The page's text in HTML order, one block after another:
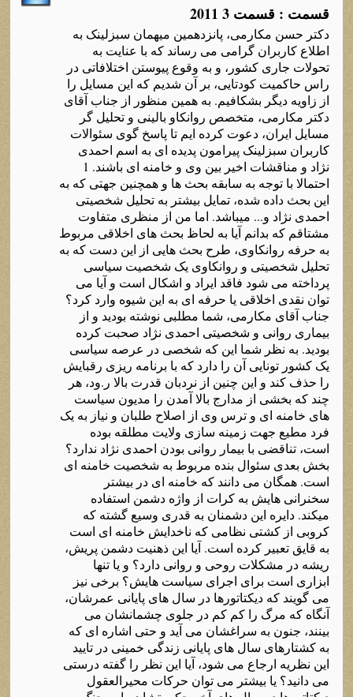
قسمت : قسمت 3 2011
دکتر حسن مکارمی، پانزدهمین میهمان سبزلینک به
اطلاع کاربران گرامی می رساند که با عنایت به
تحولات جاری کشور، و به وقوع پیوستن اختلافاتی در
راس حاکمیت کودتایی، بر آن شدیم که این مسایل را
از زاویه دیگر بشکافیم. به همین منظور از جناب آقای
دکتر مکارمی، متخصص روانکاو بالینی و تحلیل گر
مسایل ایران، دعوت کرده ایم تا پاسخ گوی سئوالات
کاربران سبزلینک پیرامون پدیده ای به اسم احمدی
نژاد و مناقشات اخیر بین وی و خامنه ای باشند. 1
احتمالا با توجه به سابقه بحث ها و همچنین جهتی که به
این بحث داده شده، تمایل بیشتر به تحلیل شخصیتی
احمدی نژاد و... میباشد. اما من از منظری متفاوت
مشتاقم که بدانم آیا به لحاظ بحث های اخلاقی مربوط
به حرفه روانکاوی، طرح بحث هایی از این دست که به
تحلیل شخصیتی و روانکاوی یک شخصیت سیاسی
پرداخته می شود فاقد ایراد و اشکال است و آیا می
توان نقدی اخلاقی یا حرفه ای به این شیوه وارد کرد؟
جناب آقای مکارمی، شما مطلبی نوشته بودید و از
بیماری روانی و شخصیتی احمدی نژاد صحبت کرده
بودید. به نظر شما این که شخصی در عرصه سیاسی
یک کشور تونایی آن را دارد که با برنامه ریزی رقبایش
را حذف کند و این چنین از نردبان قدرت بالا ر.ود، هر
چند که بخشی از مدارج بالا آمدن را مدیون سیاست
های خامنه ای و ترس وی از اصلاح طلبان و نیاز به یک
فرد مطیع جهت زمینه سازی ولایت مطلقه بوده
است، تناقضی با بیمار روانی بودن احمدی نژاد ندارد؟
بخش بعدی سئوال بنده مربوط به شخصیت خامنه ای
است. همگان می دانند که خامنه ای در بیشتر
سخنرانی هایش به کرات از واژه دشمن استفاده
میکند. دایره این دشمنان به قدری وسیع گشته که
کروبی از کشتی نظامی که ناخدایش خامنه ای است
به قایق تعبیر کرده است. آیا این ذهنیت دشمن پریش،
ریشه در مشکلات روحی و روانی دارد؟ و یا تنها
ابزاری است برای اجرای سیاست هایش؟ برخی نیز
می گویند که دیکتاتورها در سال های پایانی عمرشان،
آنگاه که مرگ را کم کم در جلوی چشمانشان می
بینند، جنون به سراغشان می آید و حتی اشاره ای که
به کشتارهای سال های پایانی زندگی خمینی در تایید
این نظریه ارجاع می شود، آیا این نظر را گفته درستی
می دانید؟ یا بیشتر می توان حرکات محیرالعقول